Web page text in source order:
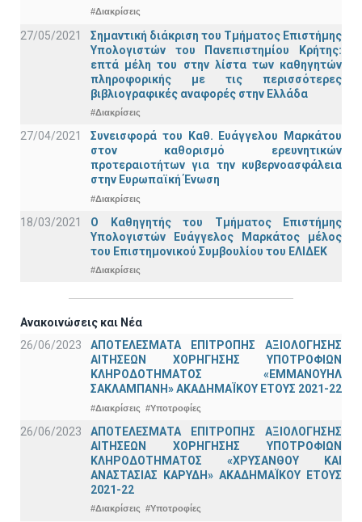
#Διακρίσεις
27/05/2021
Σημαντική διάκριση του Τμήματος Επιστήμης
Υπολογιστών του Πανεπιστημίου Κρήτης:
επτά μέλη του στην λίστα των καθηγητών
πληροφορικής με τις περισσότερες
βιβλιογραφικές αναφορές στην Ελλάδα
#Διακρίσεις
27/04/2021
Συνεισφορά του Καθ. Ευάγγελου Μαρκάτου
στον καθορισμό ερευνητικών
προτεραιοτήτων για την κυβερνοασφάλεια
στην Ευρωπαϊκή Ένωση
#Διακρίσεις
18/03/2021
Ο Καθηγητής του Τμήματος Επιστήμης
Υπολογιστών Ευάγγελος Μαρκάτος μέλος
του Επιστημονικού Συμβουλίου του ΕΛΙΔΕΚ
#Διακρίσεις
Ανακοινώσεις και Νέα
26/06/2023
ΑΠΟΤΕΛΕΣΜΑΤΑ ΕΠΙΤΡΟΠΗΣ ΑΞΙΟΛΟΓΗΣΗΣ
ΑΙΤΗΣΕΩΝ ΧΟΡΗΓΗΣΗΣ ΥΠΟΤΡΟΦΙΩΝ
ΚΛΗΡΟΔΟΤΗΜΑΤΟΣ «ΕΜΜΑΝΟΥΗΛ
ΣΑΚΛΑΜΠΑΝΗ» ΑΚΑΔΗΜΑΪΚΟΥ ΕΤΟΥΣ 2021-22
#Διακρίσεις #Υποτροφίες
26/06/2023
ΑΠΟΤΕΛΕΣΜΑΤΑ ΕΠΙΤΡΟΠΗΣ ΑΞΙΟΛΟΓΗΣΗΣ
ΑΙΤΗΣΕΩΝ ΧΟΡΗΓΗΣΗΣ ΥΠΟΤΡΟΦΙΩΝ
ΚΛΗΡΟΔΟΤΗΜΑΤΟΣ «ΧΡΥΣΑΝΘΟΥ ΚΑΙ
ΑΝΑΣΤΑΣΙΑΣ ΚΑΡΥΔΗ» ΑΚΑΔΗΜΑΪΚΟΥ ΕΤΟΥΣ
2021-22
#Διακρίσεις #Υποτροφίες